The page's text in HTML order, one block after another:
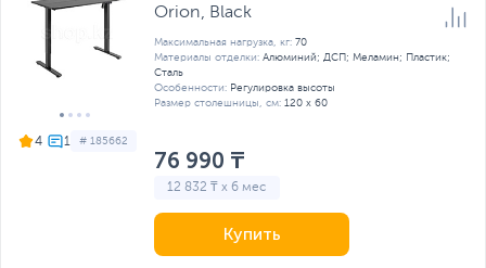
4 # 185662
Orion, Black
Максимальная нагрузка, кг: 70
Материалы отделки: Алюминий; ДСП; Меламин; Пластик;
Сталь
Особенности: Регулировка высоты
Размер столешницы, см: 120 х 60
76 990 ₸
12 832 ₸ x 6 мес
Купить